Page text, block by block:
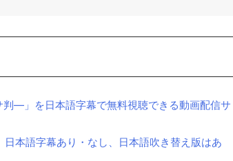
―」を日本語字幕で無料視聴できる動画配信サ
本語字幕あり・なし、日本語吹き替え版はあ